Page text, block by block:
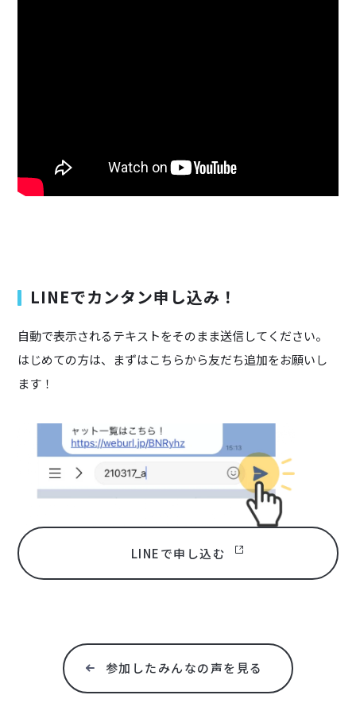
LINEでカンタン申し込み！
自動で表示されるテキストをそのまま送信してください。
はじめての方は、まずはこちらから友だち追加をお願いし
ます！
LINEで申し込む
参加したみんなの声を見る